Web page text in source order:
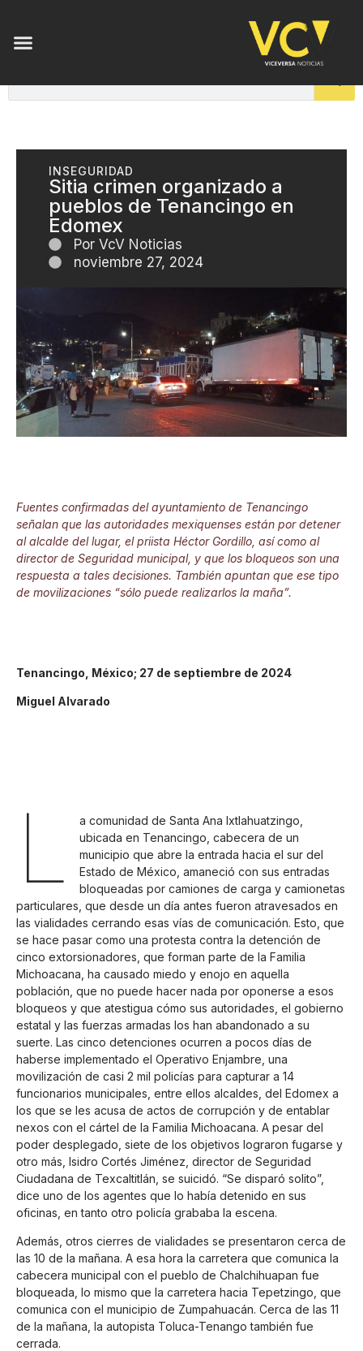
INSEGURIDAD
Sitia crimen organizado a
pueblos de Tenancingo en
Edomex
Por VcV Noticias
noviembre 27, 2024
Fuentes confirmadas del ayuntamiento de Tenancingo
señalan que las autoridades mexiquenses están por detener
al alcalde del lugar, el priista Héctor Gordillo, así como al
director de Seguridad municipal, y que los bloqueos son una
respuesta a tales decisiones. También apuntan que ese tipo
de movilizaciones “sólo puede realizarlos la maña”.
Tenancingo, México; 27 de septiembre de 2024
Miguel Alvarado
L
a comunidad de Santa Ana Ixtlahuatzingo,
ubicada en Tenancingo, cabecera de un
municipio que abre la entrada hacia el sur del
Estado de México, amaneció con sus entradas
bloqueadas por camiones de carga y camionetas
particulares, que desde un día antes fueron atravesados en
las vialidades cerrando esas vías de comunicación. Esto, que
se hace pasar como una protesta contra la detención de
cinco extorsionadores, que forman parte de la Familia
Michoacana, ha causado miedo y enojo en aquella
población, que no puede hacer nada por oponerse a esos
bloqueos y que atestigua cómo sus autoridades, el gobierno
estatal y las fuerzas armadas los han abandonado a su
suerte. Las cinco detenciones ocurren a pocos días de
haberse implementado el Operativo Enjambre, una
movilización de casi 2 mil policías para capturar a 14
funcionarios municipales, entre ellos alcaldes, del Edomex a
los que se les acusa de actos de corrupción y de entablar
nexos con el cártel de la Familia Michoacana. A pesar del
poder desplegado, siete de los objetivos lograron fugarse y
otro más, Isidro Cortés Jiménez, director de Seguridad
Ciudadana de Texcaltitlán, se suicidó. “Se disparó solito”,
dice uno de los agentes que lo había detenido en sus
oficinas, en tanto otro policía grababa la escena.
Además, otros cierres de vialidades se presentaron cerca de
las 10 de la mañana. A esa hora la carretera que comunica la
cabecera municipal con el pueblo de Chalchihuapan fue
bloqueada, lo mismo que la carretera hacia Tepetzingo, que
comunica con el municipio de Zumpahuacán. Cerca de las 11
de la mañana, la autopista Toluca-Tenango también fue
cerrada.